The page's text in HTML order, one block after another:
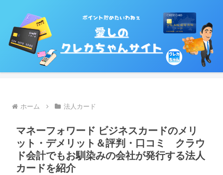
ホーム 法人カード
マネーフォワード ビジネスカードのメリ
ット・デメリット＆評判・口コミ クラウ
ド会計でもお馴染みの会社が発行する法人
カードを紹介